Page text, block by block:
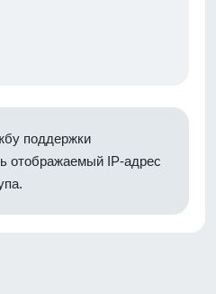
поддержки
отображаемый IP-адрес